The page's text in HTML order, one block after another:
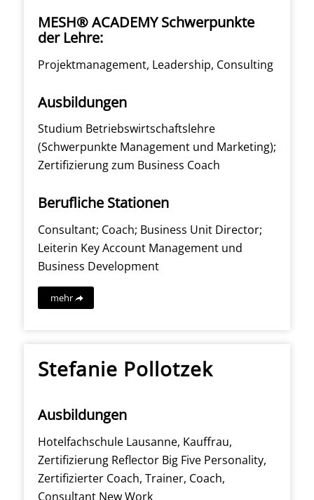
MESH® ACADEMY Schwerpunkte
der Lehre:
Projektmanagement, Leadership, Consulting
Ausbildungen
Studium Betriebswirtschaftslehre
(Schwerpunkte Management und Marketing);
Zertifizierung zum Business Coach
Berufliche Stationen
Consultant; Coach; Business Unit Director;
Leiterin Key Account Management und
Business Development
mehr
Stefanie Pollotzek
Ausbildungen
Hotelfachschule Lausanne, Kauffrau,
Zertifizierung Reflector Big Five Personality,
Zertifizierter Coach, Trainer, Coach,
Consultant New Work